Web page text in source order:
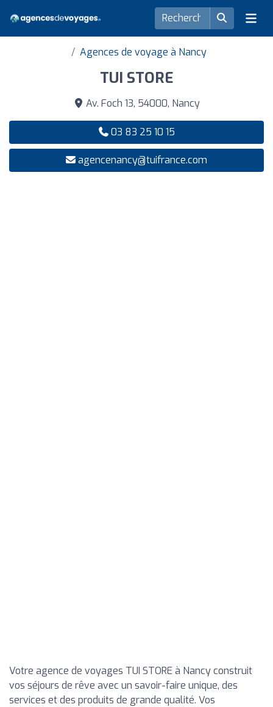
Agences de voyage à Nancy
TUI STORE
Av. Foch 13, 54000, Nancy
03 83 25 10 15
agencenancy@tuifrance.com
Votre agence de voyages TUI STORE à Nancy construit
vos séjours de rêve avec un savoir-faire unique, des
services et des produits de grande qualité. Vos